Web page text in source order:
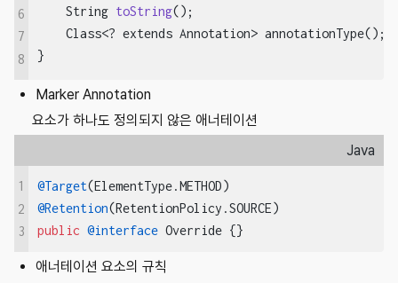
6
7
8
String toString() ;
    Class<? extends Annotation> annotationType();
}
Marker Annotation
요소가 하나도 정의되지 않은 애너테이션
Java
1
2
3
@Target
@Retention
public @interface Override {}
애너테이션 요소의 규칙